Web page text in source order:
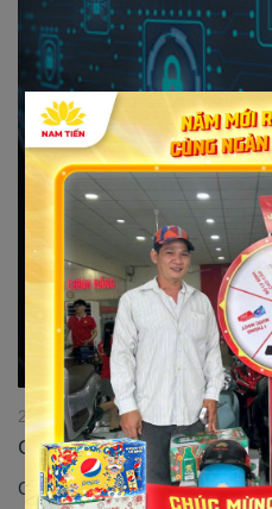
Chính sách bảo mật
21/02/2023 22:45:29
Chúng tôi tôn trọng và cam kết